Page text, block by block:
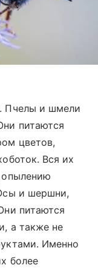
Пчелы и шмели
питаются
цветов,
Вся их
опылению
и шершни,
питаются
а также не
Именно
более